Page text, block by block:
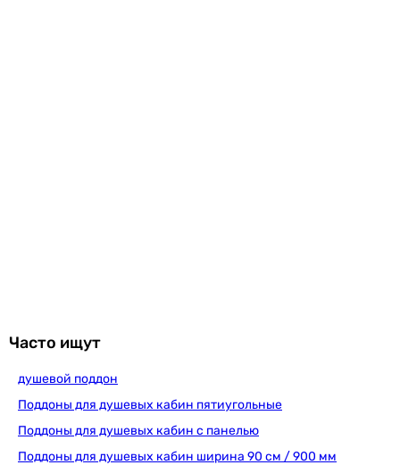
Часто ищут
душевой поддон
Поддоны для душевых кабин пятиугольные
Поддоны для душевых кабин с панелью
Поддоны для душевых кабин ширина 90 см / 900 мм